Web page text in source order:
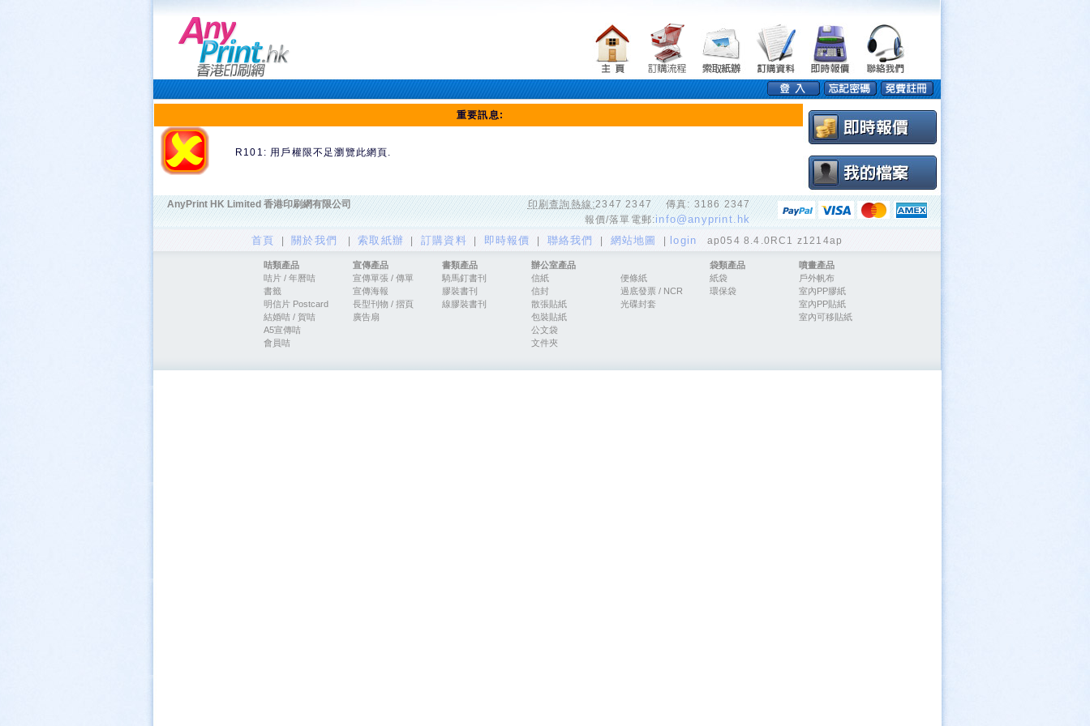
重要訊息:
R101: 用戶權限不足瀏覽此網頁.
AnyPrint HK Limited 香港印刷網有限公司 印刷查詢熱線:2347 2347
傳真: 3186 2347
報價/落單電郵:info@anyprint.hk
首頁
關於我們 |索取紙辦 |訂購資料 即時報價 聯絡我們 網站地圖 login ap054 8.4.0RC1 z1214ap
咭類產品
咭片/ 年曆咭
書籤
明信片 Postcard
結婚咭 / 賀咭
A5宣傳咭
會員咭
宣傳產品
宣傳單張 / 傳單
宣傳海報
長型刊物 / 摺頁
廣告扇
書類產品
騎馬釘書刊
膠裝書刊
線膠裝書刊
辦公室產品
信紙
信封
散張貼紙
包裝貼紙
公文袋
文件夾
便條紙
過底發票 / NCR
光碟封套
袋類產品
紙袋
環保袋
噴畫產品
戶外帆布
室內PP膠紙
室內PP貼紙
室內可移貼紙